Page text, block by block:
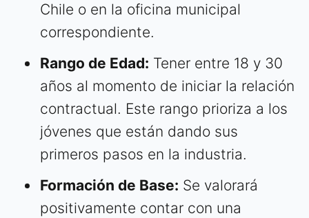
Chile o en la oficina municipal
correspondiente.
Rango de Edad: Tener entre 18 y 30
años al momento de iniciar la relación
contractual. Este rango prioriza a los
jóvenes que están dando sus
primeros pasos en la industria.
Formación de Base: Se valorará
positivamente contar con una